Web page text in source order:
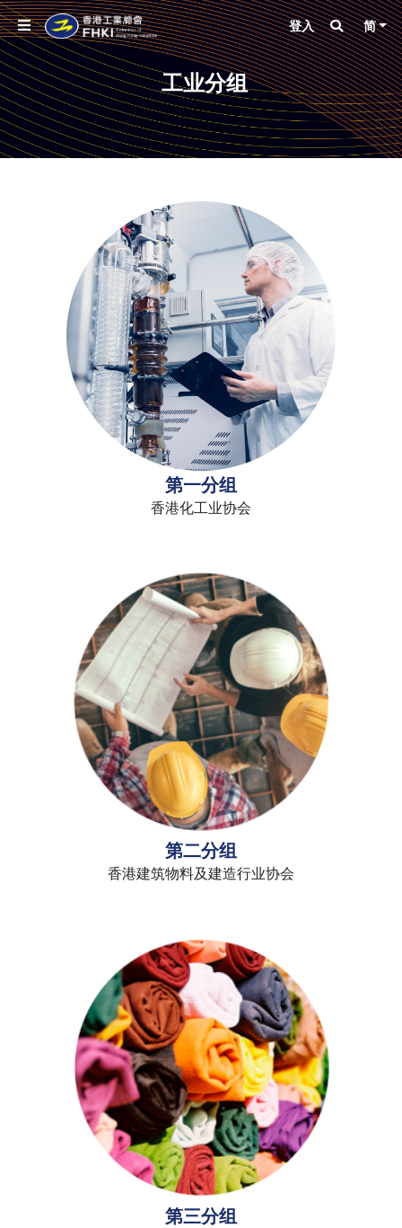
登入 简
工业分组
第一分组
香港化工业协会
第二分组
香港建筑物料及建造行业协会
第三分组